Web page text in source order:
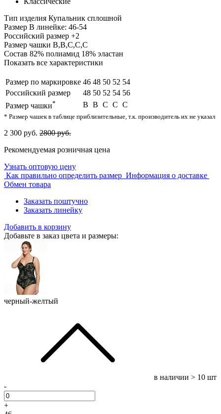
Тип изделия Купальник сплошной
Размер В линейке: 46-54
Российский размер +2
Размер чашки B,B,C,C,C
Состав 82% полиамид 18% эластан
Показать все характеристики
Размер по маркировке 46 48 50 52 54
Российский размер
48 50 52 54 56
Размер чашки* B B C C C
* Размер чашек в таблице приблизительные, т.к. производитель их не указал
2 300 руб. 2800 руб.
Рекомендуемая розничная цена
Узнать оптовую цену
Как правильно определить размер Информация о доставке
Обмен товара
Заказать поштучно
Заказать линейку
Добавить в корзину
Добавьте в заказ цвета и размеры:
черный-желтый
в наличии > 10 шт
-
+